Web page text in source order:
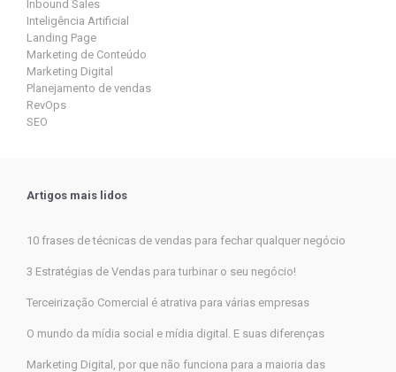
Inbound Sales
Inteligência Artificial
Landing Page
Marketing de Conteúdo
Marketing Digital
Planejamento de vendas
RevOps
SEO
Artigos mais lidos
10 frases de técnicas de vendas para fechar qualquer negócio
3 Estratégias de Vendas para turbinar o seu negócio!
Terceirização Comercial é atrativa para várias empresas
O mundo da mídia social e mídia digital. E suas diferenças
Marketing Digital, por que não funciona para a maioria das